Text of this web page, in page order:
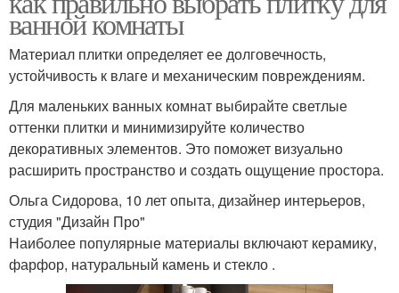
ванной комнаты
Материал плитки определяет ее долговечность,
устойчивость к влаге и механическим повреждениям.
Для маленьких ванных комнат выбирайте светлые
оттенки плитки и минимизируйте количество
декоративных элементов. Это поможет визуально
расширить пространство и создать ощущение простора.
Ольга Сидорова, 10 лет опыта, дизайнер интерьеров,
студия "Дизайн Про"
Наиболее популярные материалы включают керамику,
фарфор, натуральный камень и стекло .